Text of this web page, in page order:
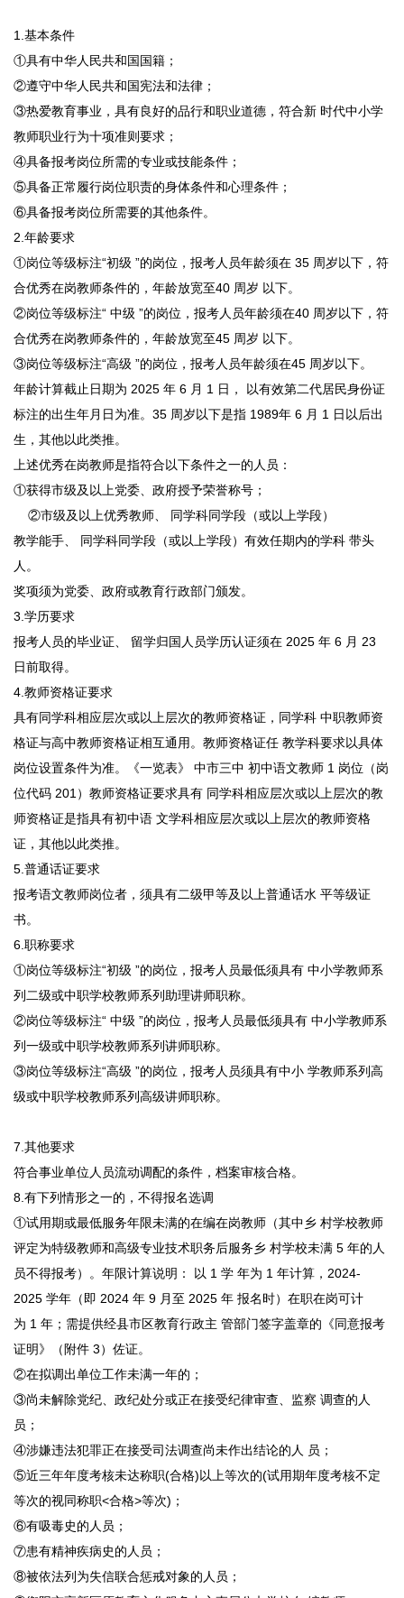
1.基本条件
①具有中华人民共和国国籍；
②遵守中华人民共和国宪法和法律；
③热爱教育事业，具有良好的品行和职业道德，符合新 时代中小学
教师职业行为十项准则要求；
④具备报考岗位所需的专业或技能条件；
⑤具备正常履行岗位职责的身体条件和心理条件；
⑥具备报考岗位所需要的其他条件。
2.年龄要求
①岗位等级标注“初级 ”的岗位，报考人员年龄须在 35 周岁以下，符
合优秀在岗教师条件的，年龄放宽至40 周岁 以下。
②岗位等级标注“ 中级 ”的岗位，报考人员年龄须在40 周岁以下，符
合优秀在岗教师条件的，年龄放宽至45 周岁 以下。
③岗位等级标注“高级 ”的岗位，报考人员年龄须在45 周岁以下。
年龄计算截止日期为 2025 年 6 月 1 日， 以有效第二代居民身份证
标注的出生年月日为准。35 周岁以下是指 1989年 6 月 1 日以后出
生，其他以此类推。
上述优秀在岗教师是指符合以下条件之一的人员：
①获得市级及以上党委、政府授予荣誉称号；
②市级及以上优秀教师、 同学科同学段（或以上学段）
教学能手、 同学科同学段（或以上学段）有效任期内的学科 带头
人。
奖项须为党委、政府或教育行政部门颁发。
3.学历要求
报考人员的毕业证、 留学归国人员学历认证须在 2025 年 6 月 23
日前取得。
4.教师资格证要求
具有同学科相应层次或以上层次的教师资格证，同学科 中职教师资
格证与高中教师资格证相互通用。教师资格证任 教学科要求以具体
岗位设置条件为准。《一览表》 中市三中 初中语文教师 1 岗位（岗
位代码 201）教师资格证要求具有 同学科相应层次或以上层次的教
师资格证是指具有初中语 文学科相应层次或以上层次的教师资格
证，其他以此类推。
5.普通话证要求
报考语文教师岗位者，须具有二级甲等及以上普通话水 平等级证
书。
6.职称要求
①岗位等级标注“初级 ”的岗位，报考人员最低须具有 中小学教师系
列二级或中职学校教师系列助理讲师职称。
②岗位等级标注“ 中级 ”的岗位，报考人员最低须具有 中小学教师系
列一级或中职学校教师系列讲师职称。
③岗位等级标注“高级 ”的岗位，报考人员须具有中小 学教师系列高
级或中职学校教师系列高级讲师职称。
7.其他要求
符合事业单位人员流动调配的条件，档案审核合格。
8.有下列情形之一的，不得报名选调
①试用期或最低服务年限未满的在编在岗教师（其中乡 村学校教师
评定为特级教师和高级专业技术职务后服务乡 村学校未满 5 年的人
员不得报考）。年限计算说明： 以 1 学 年为 1 年计算，2024-
2025 学年（即 2024 年 9 月至 2025 年 报名时）在职在岗可计
为 1 年；需提供经县市区教育行政主 管部门签字盖章的《同意报考
证明》（附件 3）佐证。
②在拟调出单位工作未满一年的；
③尚未解除党纪、政纪处分或正在接受纪律审查、监察 调查的人
员；
④涉嫌违法犯罪正在接受司法调查尚未作出结论的人 员；
⑤近三年年度考核未达称职(合格)以上等次的(试用期年度考核不定
等次的视同称职<合格>等次)；
⑥有吸毒史的人员；
⑦患有精神疾病史的人员；
⑧被依法列为失信联合惩戒对象的人员；